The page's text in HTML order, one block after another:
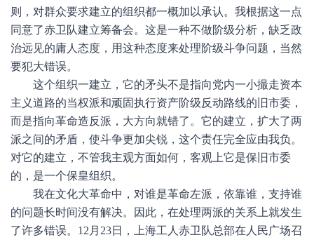
则，对群众要求建立的组织都一概加以承认。我根据这一点
同意了赤卫队建立筹备会。这是一种不做阶级分析，缺乏政
治远见的庸人态度，用这种态度来处理阶级斗争问题，当然
要犯大错误。
这个组织一建立，它的矛头不是指向党内一小撮走资本
主义道路的当权派和顽固执行资产阶级反动路线的旧市委，
而是指向革命造反派，大方向就错了。它的建立，扩大了两
派之间的矛盾，使斗争更加尖锐，这个责任完全应由我负。
对它的建立，不管我主观方面如何，客观上它是保旧市委
的，是一个保皇组织。
我在文化大革命中，对谁是革命左派，依靠谁，支持谁
的问题长时间没有解决。因此，在处理两派的关系上就发生
了许多错误。12月23日，上海工人赤卫队总部在人民广场召